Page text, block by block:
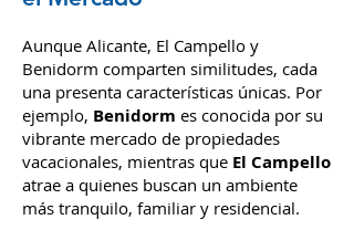
el Mercado
Aunque Alicante, El Campello y
Benidorm comparten similitudes, cada
una presenta características únicas. Por
ejemplo,Benidormes conocida por su
vibrante mercado de propiedades
vacacionales, mientras queEl Campello